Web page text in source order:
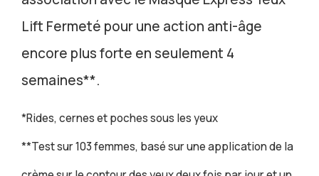
Lift Fermeté pour une action anti-âge
encore plus forte en seulement 4
semaines**.
*Rides, cernes et poches sous les yeux
**Test sur 103 femmes, basé sur une application de la